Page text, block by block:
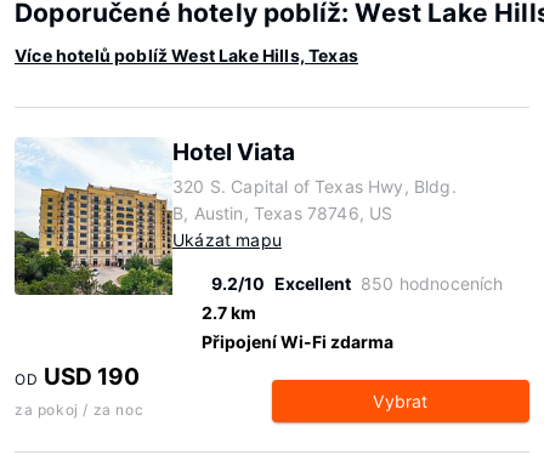
Doporučené hotely poblíž: West Lake
Více hotelů poblíž West Lake Hills, Texas
Hotel Viata
320 S. Capital of Texas Hwy, Bldg.
B, Austin, Texas 78746, US
Ukázat mapu
9.2/10 Excellent 850 hodnoceních
2.7 km
Připojení Wi-Fi zdarma
OD USD 190
za pokoj / za noc Vybrat